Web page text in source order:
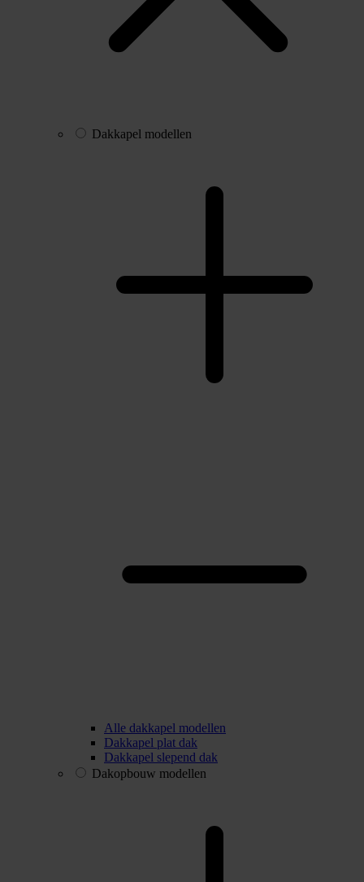
Dakkapel modellen
Alle dakkapel modellen
Dakkapel plat dak
Dakkapel slepend dak
Dakopbouw modellen